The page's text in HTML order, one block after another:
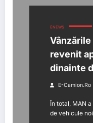
ENEWS
Vânzările
revenit
dinainte
E-Camion.ro
În total, MAN
de vehicule